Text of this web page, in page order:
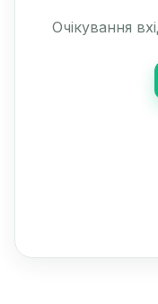
Очікування